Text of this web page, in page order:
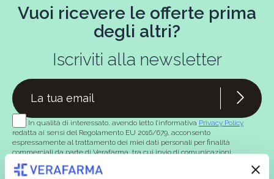
Vuoi ricevere le offerte prima
degli altri?
Iscriviti alla newsletter
In qualità di interessato, avendo letto l’informativa Privacy Policy
redatta ai sensi del Regolamento EU 2016/679, acconsento
espressamente al trattamento dei miei dati personali per finalità
commerciali da parte di Verafarma, tra cui invio di comunicazioni
marketing (con modalità telematiche - quali ad es. newsletter ed e-mail
con inviti e comunicazioni commerciali - e modalità tradizionali, quali ad